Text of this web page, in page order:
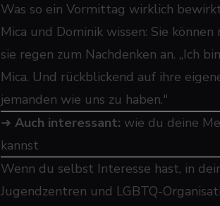
Was so ein Vormittag wirklich
Mica und Dominik wissen: Sie
sie regen zum Nachdenken an. „Ich
Mica. Und rückblickend auf ihre
jemanden wie uns zu haben."
➜ Auch interessant: wie du deine
kannst
Wenn du selbst Interesse hast, in
Jugendzentren und LGBTQ-